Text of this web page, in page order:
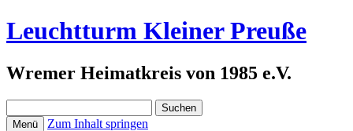
Leuchtturm Kleiner Preuße
Wremer Heimatkreis von 1985 e.V.
nach:
Menü Zum Inhalt springen